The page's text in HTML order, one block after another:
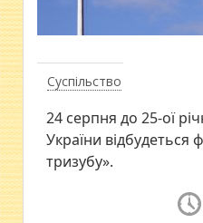
Суспільство
24 серпня до 25-ої
України
тризубу».